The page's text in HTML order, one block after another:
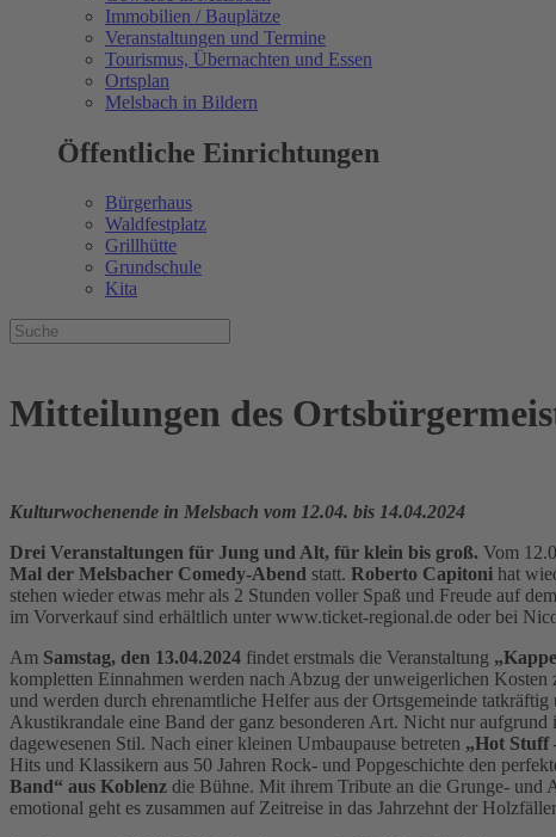
Immobilien / Bauplätze
Veranstaltungen und Termine
Tourismus, Übernachten und Essen
Ortsplan
Melsbach in Bildern
Öffentliche Einrichtungen
Bürgerhaus
Waldfestplatz
Grillhütte
Grundschule
Kita
Mitteilungen des
Kulturwochenende in Melsbach vom 12.04. bis 14.04.2024
Drei Veranstaltungen für Jung und Alt, für klein bis groß. Vom
Mal der Melsbacher Comedy-Abend statt. Roberto Capitoni hat
stehen wieder etwas mehr als 2 Stunden voller Spaß und Freude auf
im Vorverkauf sind erhältlich unter www.ticket-regional.de oder bei
Am Samstag, den 13.04.2024 findet erstmals die Veranstaltung
kompletten Einnahmen werden nach Abzug der unweigerlichen
und werden durch ehrenamtliche Helfer aus der Ortsgemeinde
Akustikrandale eine Band der ganz besonderen Art. Nicht nur
dagewesenen Stil. Nach einer kleinen Umbaupause betreten „Hot Stuff
Hits und Klassikern aus 50 Jahren Rock- und Popgeschichte den
Band“ aus Koblenz die Bühne. Mit ihrem Tribute an die Grunge- und
emotional geht es zusammen auf Zeitreise in das Jahrzehnt der